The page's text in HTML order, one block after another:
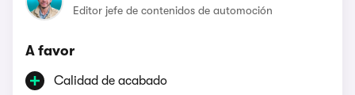
Editor jefe de contenidos de automoción
A favor
Calidad de acabado